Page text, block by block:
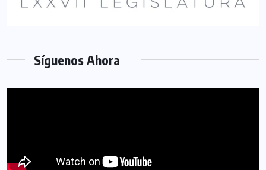
Síguenos Ahora